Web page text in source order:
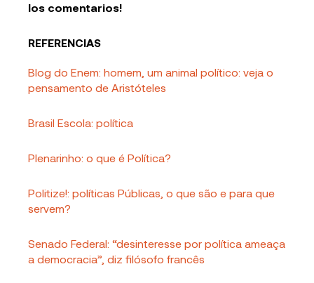
los comentarios!
REFERENCIAS
Blog do Enem: homem, um animal político: veja o
pensamento de Aristóteles
Brasil Escola: política
Plenarinho: o que é Política?
Politize!: políticas Públicas, o que são e para que
servem?
Senado Federal: “desinteresse por política ameaça
a democracia”, diz filósofo francês